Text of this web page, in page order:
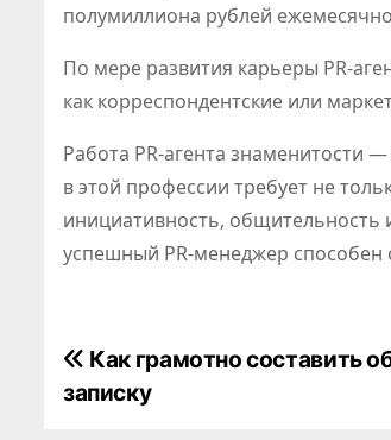
полумиллиона рублей
По мере развития карьеры PR-
как корреспондентские или
Работа PR-агента знаменитости
в этой профессии требует не
инициативность, общительность
успешный PR-менеджер
Н
а
Как грамотно составить
записку